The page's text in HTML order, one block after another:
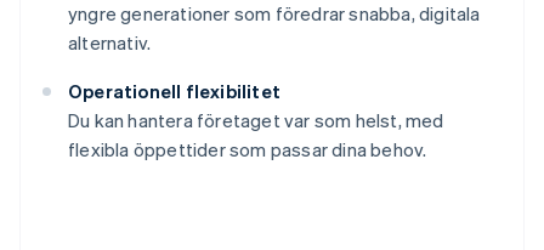
yngre generationer som föredrar snabba, digitala
alternativ.
Operationell flexibilitet
Du kan hantera företaget var som helst, med
flexibla öppettider som passar dina behov.